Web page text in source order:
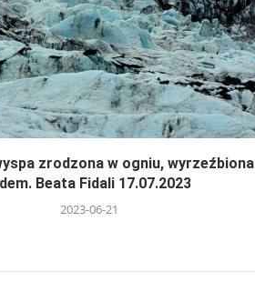
zrodzona w ogniu, wyrzeźbiona
Beata Fidali 17.07.2023
2023-06-21